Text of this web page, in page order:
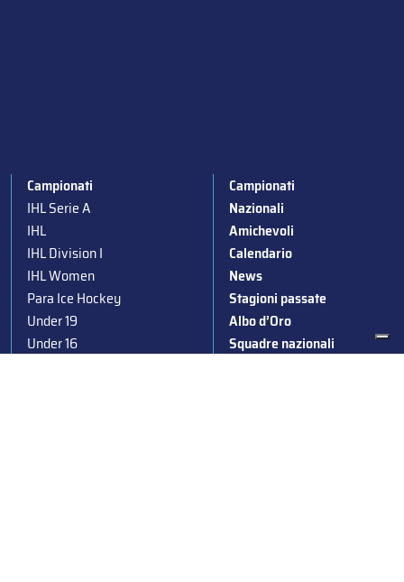
Campionati
IHL Serie A
IHL
IHL Division I
IHL Women
Para Ice Hockey
Under 19
Under 16
Campionati
Nazionali
Amichevoli
Calendario
News
Stagioni passate
Albo d’Oro
Squadre nazionali